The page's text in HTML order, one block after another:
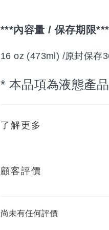
***內容量 / 保存期限***
16 oz (473ml) /原封保存
* 本品項為液態產
了解更多
顧客評價
尚未有任何評價